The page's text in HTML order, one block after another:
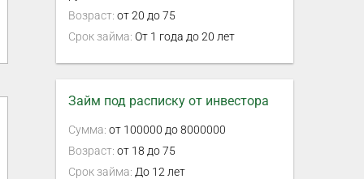
Возраст: от 20 до 75
Срок займа: От 1 года до 20 лет
Займ под расписку от инвестора
Сумма: от 100000 до 8000000
Возраст: от 18 до 75
Срок займа: До 12 лет